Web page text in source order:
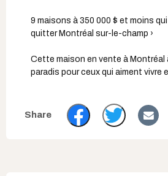
9 maisons à 350 000 $ et moins
quitter Montréal sur-le-champ ›
Cette maison en vente à Montréal
paradis pour ceux qui aiment vivre